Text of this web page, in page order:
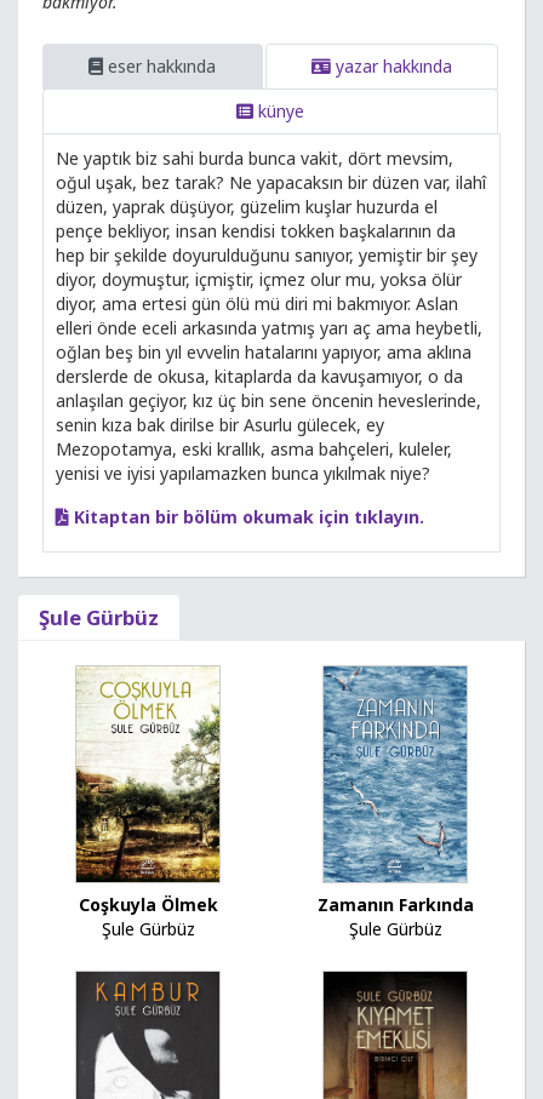
eser hakkında
yazar hakkında
künye
Ne yaptık biz sahi burda bunca vakit, dört mevsim,
oğul uşak, bez tarak? Ne yapacaksın bir düzen var, ilahî
düzen, yaprak düşüyor, güzelim kuşlar huzurda el
pençe bekliyor, insan kendisi tokken başkalarının da
hep bir şekilde doyurulduğunu sanıyor, yemiştir bir şey
diyor, doymuştur, içmiştir, içmez olur mu, yoksa ölür
diyor, ama ertesi gün ölü mü diri mi bakmıyor. Aslan
elleri önde eceli arkasında yatmış yarı aç ama heybetli,
oğlan beş bin yıl evvelin hatalarını yapıyor, ama aklına
derslerde de okusa, kitaplarda da kavuşamıyor, o da
anlaşılan geçiyor, kız üç bin sene öncenin heveslerinde,
senin kıza bak dirilse bir Asurlu gülecek, ey
Mezopotamya, eski krallık, asma bahçeleri, kuleler,
yenisi ve iyisi yapılamazken bunca yıkılmak niye?
Kitaptan bir bölüm okumak için tıklayın.
Şule Gürbüz
Coşkuyla Ölmek
Şule Gürbüz
Zamanın Farkında
Şule Gürbüz